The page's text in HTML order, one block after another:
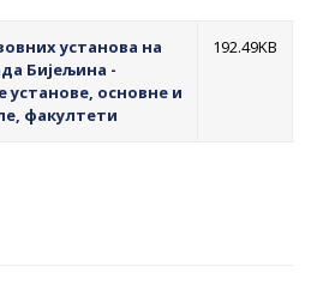
установа на
Бијељина -
установе, основне и
факултети
192.49KB